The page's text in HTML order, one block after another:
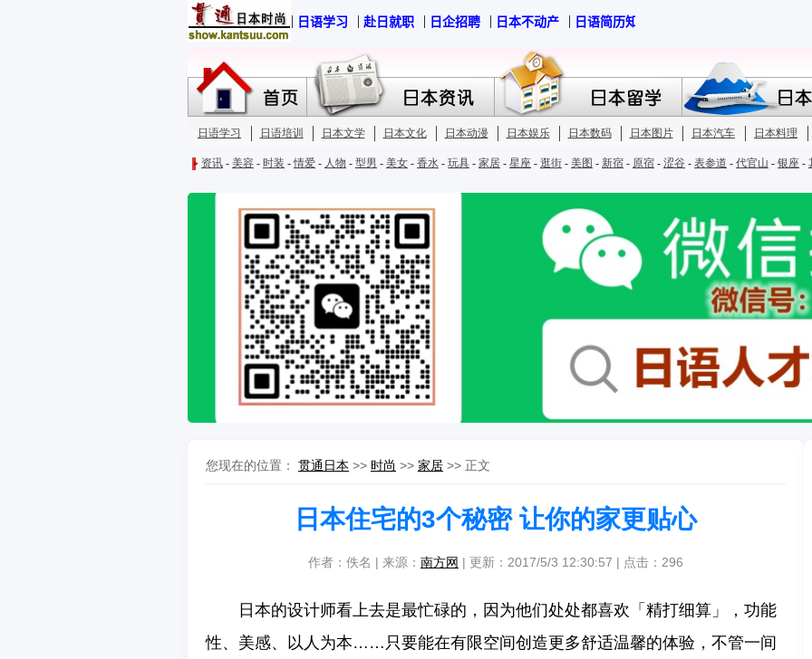
您现在的位置： 贯通日本 >> 时尚 >> 家居 >> 正文
日本住宅的3个秘密 让你的家更贴心
作者：佚名 | 来源： 南方网 | 更新：2017/5/3 12:30:57 | 点击： 296
日本的设计师看上去是最忙碌的，因为他们处处都喜欢「精打细算」，功能
性、美感、以人为本……只要能在有限空间创造更多舒适温馨的体验，不管一间